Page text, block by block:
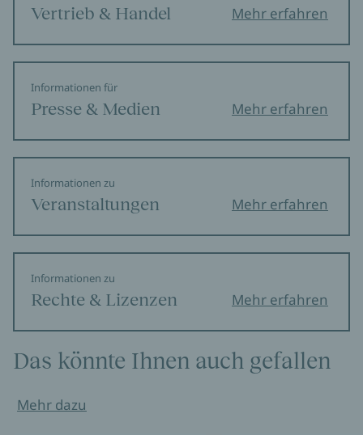
Vertrieb & Handel Mehr erfahren
Informationen für
Presse & Medien Mehr erfahren
Informationen zu
Veranstaltungen Mehr erfahren
Informationen zu
Rechte & Lizenzen Mehr erfahren
Das könnte Ihnen auch gefallen
Mehr dazu